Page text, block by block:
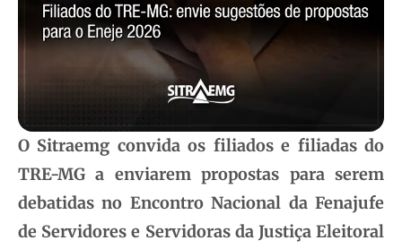
O Sitraemg convida os filiados e filiadas do
TRE-MG a enviarem propostas para serem
debatidas no Encontro Nacional da Fenajufe
de Servidores e Servidoras da Justiça Eleitoral